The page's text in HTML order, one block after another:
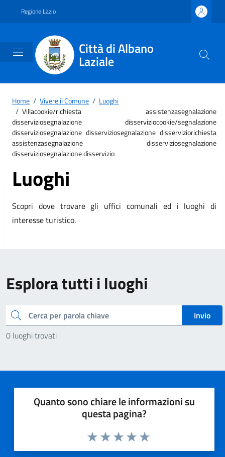
Regione Lazio
Città di Albano
Laziale
Home / Vivere il Comune / Luoghi
/ Villacookie/richiesta assistenzasegnalazione
disserviziosegnalazione disserviziocookie/segnalazione
disserviziosegnalazione disserviziosegnalazione disserviziorichiesta
assistenzasegnalazione disserviziosegnalazione
disserviziosegnalazione disservizio
Luoghi
Scopri dove trovare gli uffici comunali ed i luoghi di
interesse turistico.
Esplora tutti i luoghi
Cerca
Invio
0 luoghi trovati
Quanto sono chiare le informazioni su
questa pagina?
Valuta 5 stelle su 5
Valuta 4 stelle su 5
Valuta 3 stelle su 5
Valuta 2 stelle su 5
Valuta 1 stelle su 5